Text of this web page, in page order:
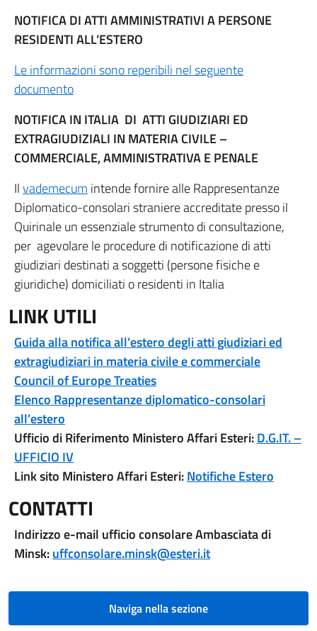
NOTIFICA DI ATTI AMMINISTRATIVI A PERSONE
RESIDENTI ALL’ESTERO
Le informazioni sono reperibili nel seguente
documento
NOTIFICA IN ITALIA DI ATTI GIUDIZIARI ED
EXTRAGIUDIZIALI IN MATERIA CIVILE –
COMMERCIALE, AMMINISTRATIVA E PENALE
Ilvademecum intende fornire alle Rappresentanze
Diplomatico-consolari straniere accreditate presso il
Quirinale un essenziale strumento di consultazione,
per agevolare le procedure di notificazione di atti
giudiziari destinati a soggetti (persone fisiche e
giuridiche) domiciliati o residenti in Italia
LINK UTILI
Guida alla notifica all’estero degli atti giudiziari ed
extragiudiziari in materia civile e commerciale
Council of Europe Treaties
Elenco Rappresentanze diplomatico-consolari
all’estero
Ufficio di Riferimento Ministero Affari Esteri:D.G.IT. –
UFFICIO IV
Link sito Ministero Affari Esteri:Notifiche Estero
CONTATTI
Indirizzo e-mail ufficio consolare Ambasciata di
Minsk:uffconsolare.minsk@esteri.it
Naviga nella sezione